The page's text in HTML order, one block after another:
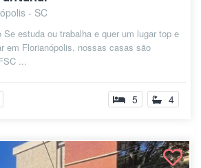
- SC
Se estuda ou trabalha e quer um lugar top e
em Florianópolis, nossas casas são
...
5 4